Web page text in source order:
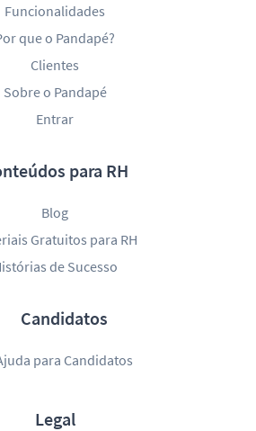
Funcionalidades
que o Pandapé?
Clientes
Sobre o Pandapé
Entrar
para RH
Blog
Gratuitos para RH
de Sucesso
Candidatos
para Candidatos
Legal